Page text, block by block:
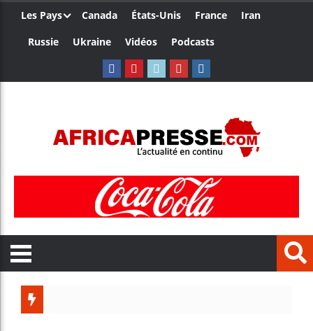
Les Pays Canada États-Unis France
Iran
Russie
Ukraine Vidéos Podcasts